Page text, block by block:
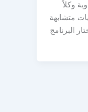
وكلاً
متشابهة
البرنامج